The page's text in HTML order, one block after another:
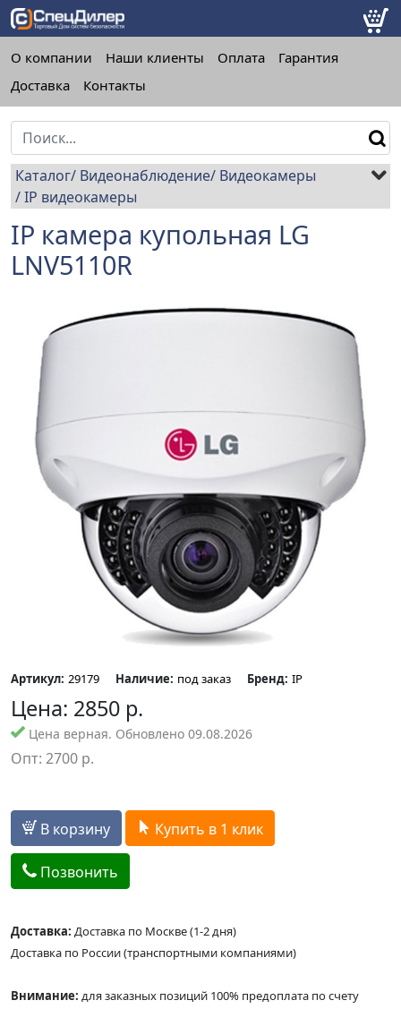
О компании Наши клиенты Оплата
Гарантия
Доставка
Контакты
Каталог Видеонаблюдение Видеокамеры
IP видеокамеры
IP камера купольная LG
LNV5110R
Артикул: 29179 Наличие: под заказ Бренд: IP
Цена: 2850 р.
Цена верная. Обновлено 09.08.2026
Опт: 2700 р.
В корзину Купить в 1 клик
Позвонить
Доставка: Доставка по Москве (1-2 дня)
Доставка по России (транспортными компаниями)
Внимание: для заказных позиций 100% предоплата по счету